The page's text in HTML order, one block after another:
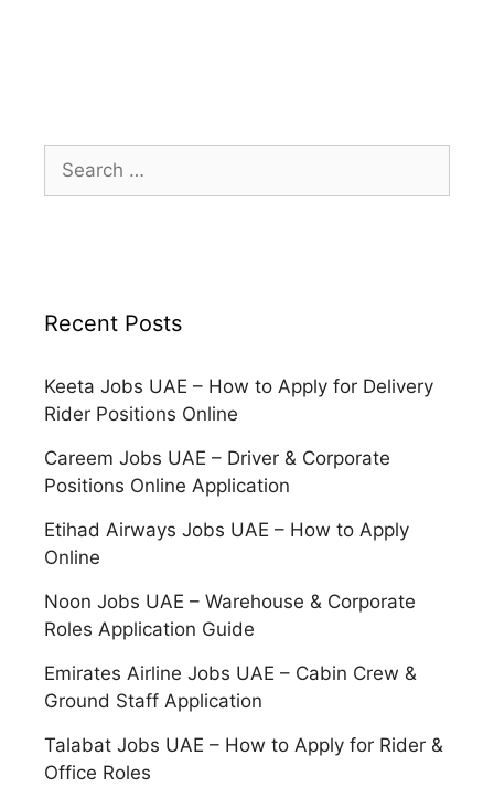
for:
Recent Posts
Keeta Jobs UAE – How to Apply for Delivery
Rider Positions Online
Careem Jobs UAE – Driver & Corporate
Positions Online Application
Etihad Airways Jobs UAE – How to Apply
Online
Noon Jobs UAE – Warehouse & Corporate
Roles Application Guide
Emirates Airline Jobs UAE – Cabin Crew &
Ground Staff Application
Talabat Jobs UAE – How to Apply for Rider &
Office Roles